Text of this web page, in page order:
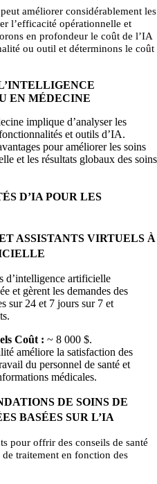
améliorer considérablement les
l’efficacité opérationnelle et
en profondeur le coût de l’IA
ou outil et déterminons le coût
EN MÉDECINE
implique d’analyser les
et outils d’IA.
pour améliorer les soins
et les résultats globaux des soins
D’IA POUR LES
ASSISTANTS VIRTUELS À
d’intelligence artificielle
et gèrent les demandes des
sur 24 et 7 jours sur 7 et
Coût : ~8 000 $.
améliore la satisfaction des
du personnel de santé et
médicales.
DE SOINS DE
BASÉES SUR L’IA
pour offrir des conseils de santé
de traitement en fonction des